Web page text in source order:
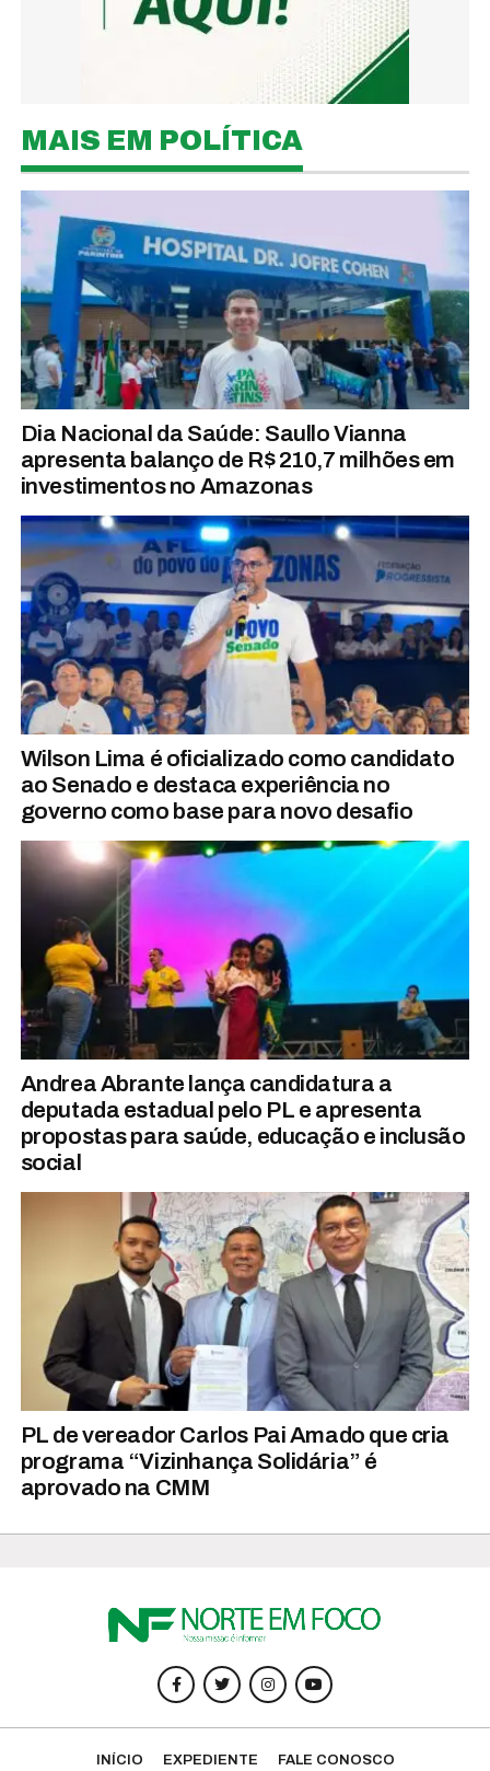
MAIS EM POLÍTICA
Dia Nacional da Saúde: Saullo Vianna
apresenta balanço de R$ 210,7 milhões em
investimentos no Amazonas
Wilson Lima é oficializado como candidato
ao Senado e destaca experiência no
governo como base para novo desafio
Andrea Abrante lança candidatura a
deputada estadual pelo PL e apresenta
propostas para saúde, educação e inclusão
social
PL de vereador Carlos Pai Amado que cria
programa “Vizinhança Solidária” é
aprovado na CMM
INÍCIO EXPEDIENTE FALE CONOSCO